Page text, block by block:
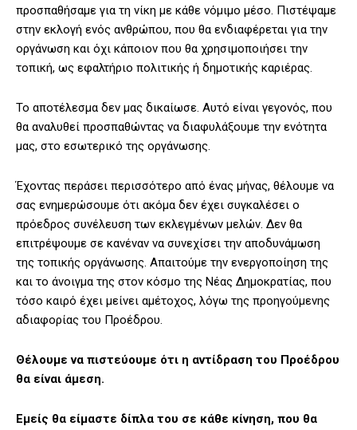
προσπαθήσαμε για τη νίκη με κάθε νόμιμο μέσο. Πιστέψαμε
στην εκλογή ενός ανθρώπου, που θα ενδιαφέρεται για την
οργάνωση και όχι κάποιον που θα χρησιμοποιήσει την
τοπική, ως εφαλτήριο πολιτικής ή δημοτικής καριέρας.
Το αποτέλεσμα δεν μας δικαίωσε. Αυτό είναι γεγονός, που
θα αναλυθεί προσπαθώντας να διαφυλάξουμε την ενότητα
μας, στο εσωτερικό της οργάνωσης.
Έχοντας περάσει περισσότερο από ένας μήνας, θέλουμε να
σας ενημερώσουμε ότι ακόμα δεν έχει συγκαλέσει ο
πρόεδρος συνέλευση των εκλεγμένων μελών. Δεν θα
επιτρέψουμε σε κανέναν να συνεχίσει την αποδυνάμωση
της τοπικής οργάνωσης. Απαιτούμε την ενεργοποίηση της
και το άνοιγμα της στον κόσμο της Νέας Δημοκρατίας, που
τόσο καιρό έχει μείνει αμέτοχος, λόγω της προηγούμενης
αδιαφορίας του Προέδρου.
Θέλουμε να πιστεύουμε ότι η αντίδραση του Προέδρου
θα είναι άμεση.
Εμείς θα είμαστε δίπλα του σε κάθε κίνηση, που θα